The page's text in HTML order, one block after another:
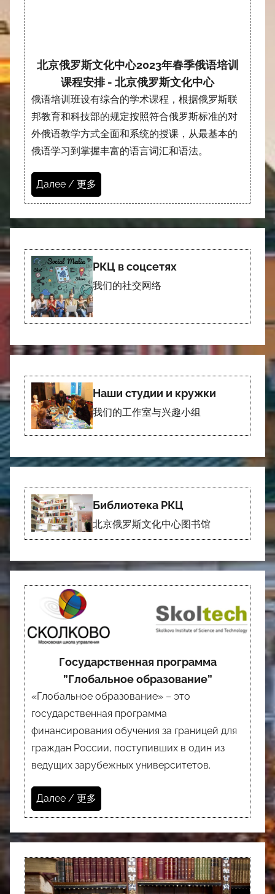
北京俄罗斯文化中心2023年春季俄语培训
课程安排 - 北京俄罗斯文化中心
俄语培训班设有综合的学术课程，根据俄罗斯联
邦教育和科技部的规定按照符合俄罗斯标准的对
外俄语教学方式全面和系统的授课，从最基本的
俄语学习到掌握丰富的语言词汇和语法。
Далее / 更多
РКЦ в соцсетях
我们的社交网络
Наши студии и кружки
我们的工作室与兴趣小组
Библиотека РКЦ
北京俄罗斯文化中心图书馆
Государственная программа
”Глобальное образование”
«Глобальное образование» – это
государственная программа
финансирования обучения за границей для
граждан России, поступивших в один из
ведущих зарубежных университетов.
Далее / 更多